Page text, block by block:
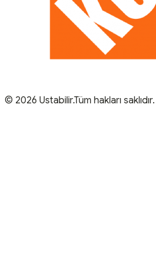
© 2026 Ustabilir.Tüm hakları saklıdır.